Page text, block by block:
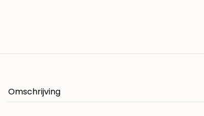
Omschrijving